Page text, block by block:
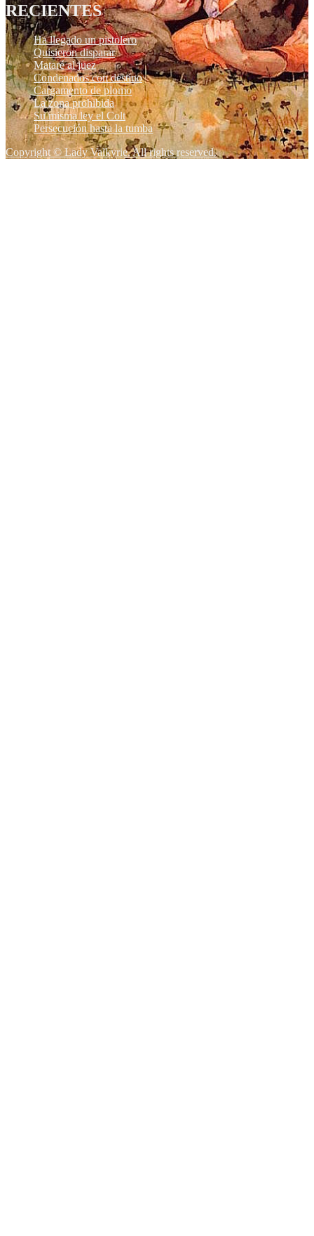
RECIENTES
Ha llegado un pistolero
Quisieron disparar
Mataré al juez
Condenados con destino
Cargamento de plomo
La zona prohibida
Su misma ley el Colt
Persecución hasta la tumba
Copyright © Lady Valkyrie. All rights reserved.